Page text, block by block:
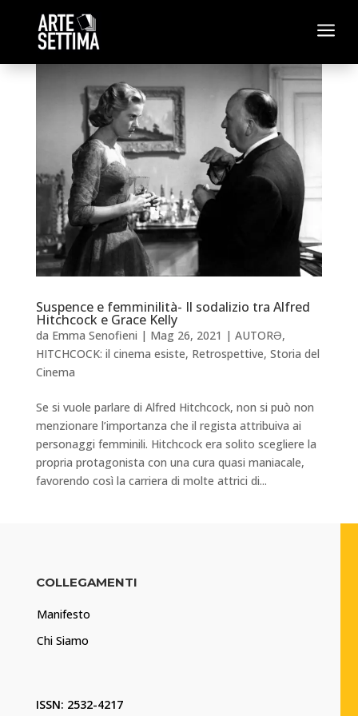
a
Suspence e femminilità- Il sodalizio tra Alfred
Hitchcock e Grace Kelly
da Emma Senofieni | Mag 26, 2021 | AUTORƏ,
HITCHCOCK: il cinema esiste, Retrospettive, Storia del
Cinema
Se si vuole parlare di Alfred Hitchcock, non si può non
menzionare l’importanza che il regista attribuiva ai
personaggi femminili. Hitchcock era solito scegliere la
propria protagonista con una cura quasi maniacale,
favorendo così la carriera di molte attrici di...
COLLEGAMENTI
Manifesto
Chi Siamo
ISSN: 2532-4217